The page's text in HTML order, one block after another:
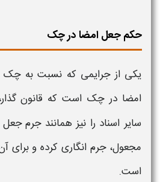
حکم جعل امضا در چک
یکی از جرایمی که نسبت بهچک
امضا در چک است که قانون
سایر اسناد را نیز همانندجرم جعل
مجعول،جرم انگاری کرده و برای
است.